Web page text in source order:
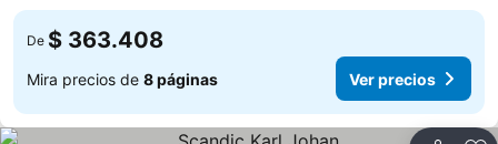
De $ 363.408
Mira precios de 8 páginas Ver precios